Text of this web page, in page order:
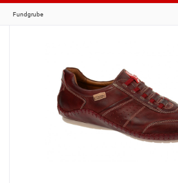
Fundgrube